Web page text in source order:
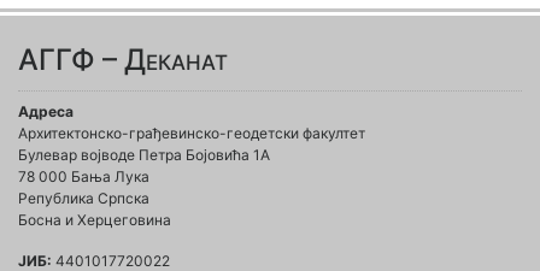
АГГФ – Деканат
Адреса
Архитектонско-грађевинско-геодетски факултет
Булевар војводе Петра Бојовића 1A
78 000 Бања Лука
Република Српска
Босна и Херцеговина
ЈИБ: 4401017720022